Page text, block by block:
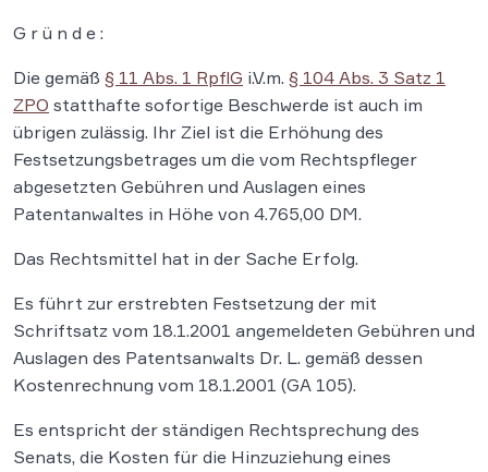
G r ü n d e :
Die gemäß § 11 Abs. 1 RpflG i.V.m. § 104 Abs. 3 Satz 1
ZPO statthafte sofortige Beschwerde ist auch im
übrigen zulässig. Ihr Ziel ist die Erhöhung des
Festsetzungsbetrages um die vom Rechtspfleger
abgesetzten Gebühren und Auslagen eines
Patentanwaltes in Höhe von 4.765,00 DM.
Das Rechtsmittel hat in der Sache Erfolg.
Es führt zur erstrebten Festsetzung der mit
Schriftsatz vom 18.1.2001 angemeldeten Gebühren und
Auslagen des Patentsanwalts Dr. L. gemäß dessen
Kostenrechnung vom 18.1.2001 (GA 105).
Es entspricht der ständigen Rechtsprechung des
Senats, die Kosten für die Hinzuziehung eines